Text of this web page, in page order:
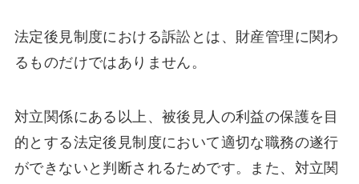
法定後見制度における訴訟とは、財産管理に関わ
るものだけではありません。
対立関係にある以上、被後見人の利益の保護を目
的とする法定後見制度において適切な職務の遂行
ができないと判断されるためです。また、対立関